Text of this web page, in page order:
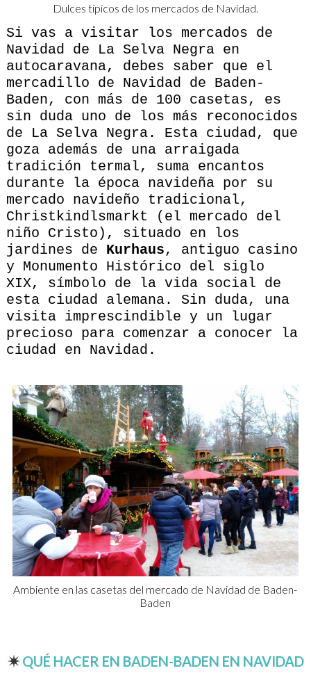
Dulces típicos de los mercados de Navidad.
Si vas a visitar los mercados de
Navidad de La Selva Negra en
autocaravana, debes saber que el
mercadillo de Navidad de Baden-
Baden, con más de 100 casetas, es
sin duda uno de los más reconocidos
de La Selva Negra. Esta ciudad, que
goza además de una arraigada
tradición termal, suma encantos
durante la época navideña por su
mercado navideño tradicional,
Christkindlsmarkt (el mercado del
niño Cristo), situado en los
jardines de Kurhaus, antiguo casino
y Monumento Histórico del siglo
XIX, símbolo de la vida social de
esta ciudad alemana. Sin duda, una
visita imprescindible y un lugar
precioso para comenzar a conocer la
ciudad en Navidad.
Ambiente en las casetas del mercado de Navidad de Baden-
Baden
QUÉ HACER EN BADEN-BADEN EN NAVIDAD